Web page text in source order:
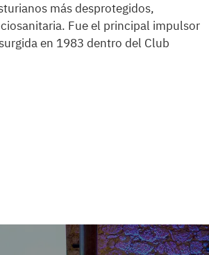
más desprotegidos,
Fue el principal impulsor
en 1983 dentro del Club